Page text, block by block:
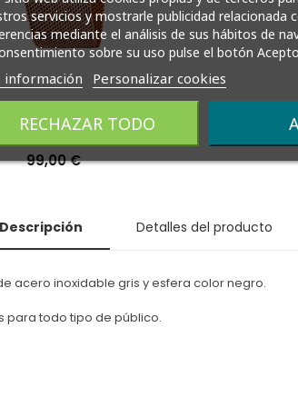
Mujer Smartime
50001/A
Precio
99,00 €
Reloj
Detalles del producto
acero inoxidable gris y esfera color negro.
para todo tipo de público.
servicios y mostrarle publicidad relacionada
mediante el análisis de sus hábitos de
sobre su uso pulse el botón
información Personalizar cookies
RECHAZAR TODO